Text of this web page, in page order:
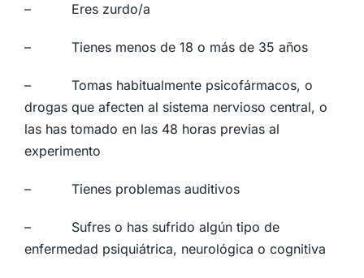
– Eres zurdo/a
– Tienes menos de 18 o más de 35 años
– Tomas habitualmente psicofármacos, o
drogas que afecten al sistema nervioso central, o
las has tomado en las 48 horas previas al
experimento
– Tienes problemas auditivos
– Sufres o has sufrido algún tipo de
enfermedad psiquiátrica, neurológica o cognitiva